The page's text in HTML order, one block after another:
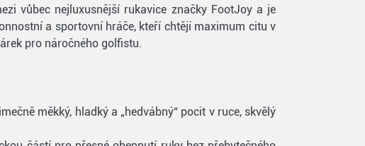
vůbec nejluxusnější rukavice značky FootJoy a je
a sportovní hráče, kteří chtějí maximum citu v
pro náročného golfistu.
měkký, hladký a „hedvábný“ pocit v ruce, skvělý